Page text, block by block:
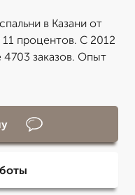
в Казани от
процентов. С 2012
заказов. Опыт